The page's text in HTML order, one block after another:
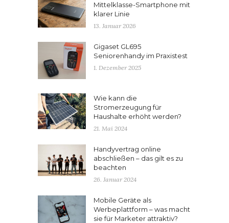
Mittelklasse-Smartphone mit
klarer Linie
13. Januar 2026
Gigaset GL695
Seniorenhandy im Praxistest
1. Dezember 2025
Wie kann die
Stromerzeugung für
Haushalte erhöht werden?
21. Mai 2024
Handyvertrag online
abschließen – das gilt es zu
beachten
26. Januar 2024
Mobile Geräte als
Werbeplattform – was macht
sie für Marketer attraktiv?